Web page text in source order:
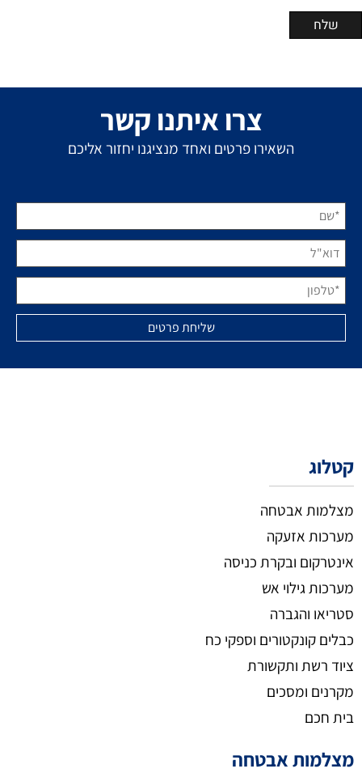
צרו איתנו קשר
השאירו פרטים ואחד מנציגנו יחזור אליכם
קטלוג
מצלמות אבטחה
מערכות אזעקה
אינטרקום ובקרת כניסה
מערכות גילוי אש
סטריאו והגברה
כבלים קונקטורים וספקי כח
ציוד רשת ותקשורת
מקרנים ומסכים
בית חכם
מצלמות אבטחה